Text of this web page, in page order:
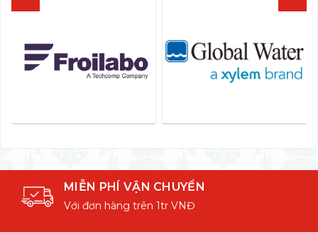
MIỄN PHÍ VẬN CHUYỂN
Với đơn hàng trên 1tr VNĐ